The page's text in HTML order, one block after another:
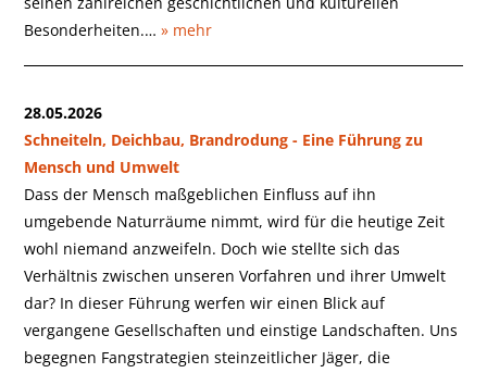
Besonderheiten.…» mehr
28.05.2026
Schneiteln, Deichbau, Brandrodung - Eine Führung zu
Mensch und Umwelt
Dass der Mensch maßgeblichen Einfluss auf ihn
umgebende Naturräume nimmt, wird für die heutige Zeit
wohl niemand anzweifeln. Doch wie stellte sich das
Verhältnis zwischen unseren Vorfahren und ihrer Umwelt
dar? In dieser Führung werfen wir einen Blick auf
vergangene Gesellschaften und einstige Landschaften. Uns
begegnen Fangstrategien steinzeitlicher Jäger, die